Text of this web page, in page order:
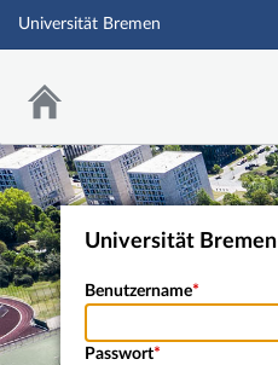
Universität Bremen
Universität Bremen
Benutzername
Passwort